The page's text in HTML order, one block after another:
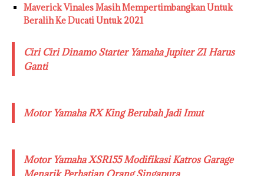
Maverick Vinales Masih Mempertimbangkan Untuk
Beralih Ke Ducati Untuk 2021
Ciri Ciri Dinamo Starter Yamaha Jupiter Z1 Harus
Ganti
Motor Yamaha RX King Berubah Jadi Imut
Motor Yamaha XSR155 Modifikasi Katros Garage